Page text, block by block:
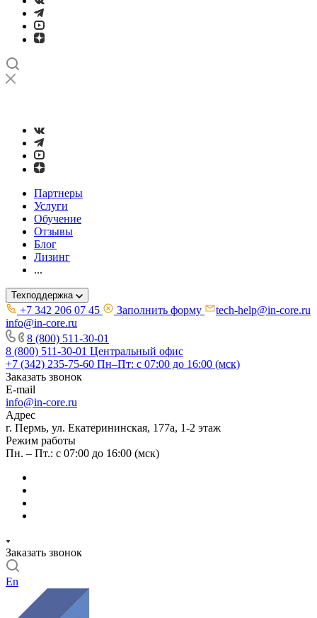
Партнеры
Услуги
Обучение
Отзывы
Блог
Лизинг
...
Техподдержка
+7 342 206 07 45 Заполнить форму
tech-help@in-core.ru
info@in-core.ru
8 (800) 511-30-01
8 (800) 511-30-01 Центральный офис
+7 (342) 235-75-60 Пн–Пт: с 07:00 до 16:00 (мск)
Заказать звонок
E-mail
info@in-core.ru
Адрес
г. Пермь, ул. ​Екатерининская, 177а, ​1-2 этаж
Режим работы
Пн. – Пт.: с 07:00 до 16:00 (мск)
Заказать звонок
En